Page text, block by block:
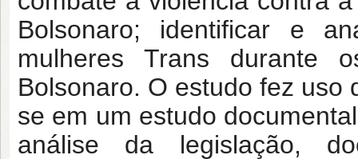
Bolsonaro; identificar e
mulheres Trans durante
Bolsonaro. O estudo fez uso
se em um estudo
análise da legislação,